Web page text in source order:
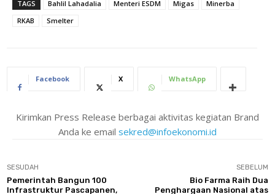
TAGS Bahlil Lahadalia Menteri ESDM Migas
Minerba
RKAB
Smelter
Facebook X WhatsApp
Kirimkan Press Release berbagai aktivitas kegiatan Brand
Anda ke email sekred@infoekonomi.id
SESUDAH
Pemerintah Bangun 100
Infrastruktur Pascapanen,
SEBELUM
Bio Farma Raih Dua
Penghargaan Nasional atas